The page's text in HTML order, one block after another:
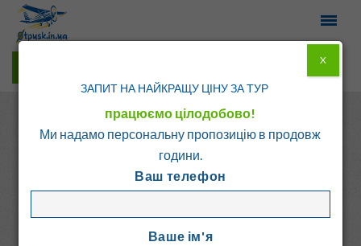
Болгарія Боровець
ЗАПИТ НА НАЙКРАЩУ ЦІНУ ЗА ТУР
працюємо цілодобово!
Ми надамо персональну пропозицію в продовж
години.
Ваш телефон
Ваше ім'я
X